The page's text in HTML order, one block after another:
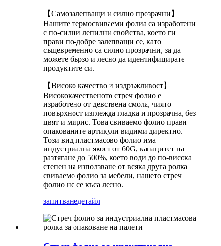
【Самозалепващи и силно прозрачни】
Нашите термосвиваеми фолиа са изработени
с по-силни лепилни свойства, което ги
прави по-добре залепващи се, като
същевременно са силно прозрачни, за да
можете бързо и лесно да идентифицирате
продуктите си.
【Високо качество и издръжливост】
Висококачественото стреч фолио е
изработено от девствена смола, чиято
повърхност изглежда гладка и прозрачна, без
цвят и мирис. Това свиваемо фолио прави
опакованите артикули видими директно.
Този вид пластмасово фолио има
индустриална якост от 60G, капацитет на
разтягане до 500%, което води до по-висока
степен на използване от всяка друга ролка
свиваемо фолио за мебели, нашето стреч
фолио не се къса лесно.
запитванедетайл